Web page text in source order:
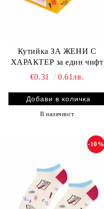
Кутийка ЗА ЖЕНИ С
ХАРАКТЕР за един чифт
€0.31
0.61лв.
В наличност
-10%